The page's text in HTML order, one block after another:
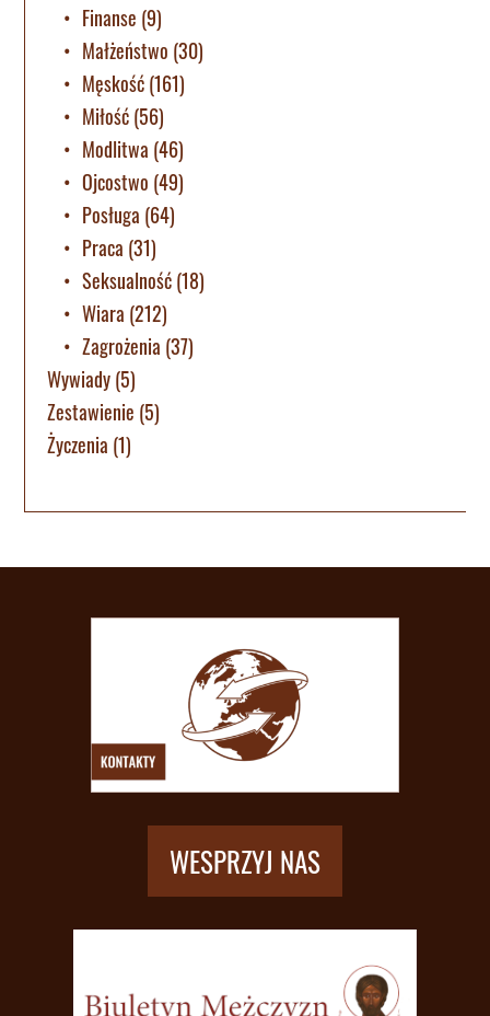
Finanse (9)
Małżeństwo (30)
Męskość(161)
Miłość(56)
Modlitwa (46)
Ojcostwo (49)
Posługa (64)
Praca (31)
Seksualność(18)
Wiara (212)
Zagrożenia (37)
Wywiady(5)
Zestawienie (5)
Życzenia (1)
WESPRZYJ NAS